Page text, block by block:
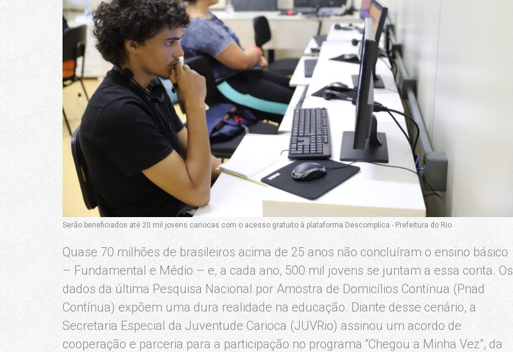
Serão beneficiados até 20 mil jovens cariocas com o acesso gratuito à plataforma Descomplica - Prefeitura do Rio
Quase 70 milhões de brasileiros acima de 25 anos não concluíram o ensino básico
– Fundamental e Médio – e, a cada ano, 500 mil jovens se juntam a essa conta. Os
dados da última Pesquisa Nacional por Amostra de Domicílios Contínua (Pnad
Contínua) expõem uma dura realidade na educação. Diante desse cenário, a
Secretaria Especial da Juventude Carioca (JUVRio) assinou um acordo de
cooperação e parceria para a participação no programa “Chegou a Minha Vez”, da